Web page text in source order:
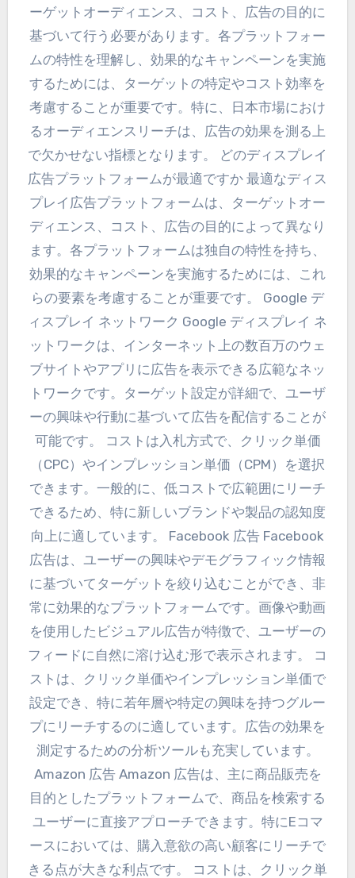
ーゲットオーディエンス、コスト、広告の目的に
基づいて行う必要があります。各プラットフォー
ムの特性を理解し、効果的なキャンペーンを実施
するためには、ターゲットの特定やコスト効率を
考慮することが重要です。特に、日本市場におけ
るオーディエンスリーチは、広告の効果を測る上
で欠かせない指標となります。 どのディスプレイ
広告プラットフォームが最適ですか 最適なディス
プレイ広告プラットフォームは、ターゲットオー
ディエンス、コスト、広告の目的によって異なり
ます。各プラットフォームは独自の特性を持ち、
効果的なキャンペーンを実施するためには、これ
らの要素を考慮することが重要です。 Google デ
ィスプレイ ネットワーク Google ディスプレイ ネ
ットワークは、インターネット上の数百万のウェ
ブサイトやアプリに広告を表示できる広範なネッ
トワークです。ターゲット設定が詳細で、ユーザ
ーの興味や行動に基づいて広告を配信することが
可能です。 コストは入札方式で、クリック単価
（CPC）やインプレッション単価（CPM）を選択
できます。一般的に、低コストで広範囲にリーチ
できるため、特に新しいブランドや製品の認知度
向上に適しています。 Facebook 広告 Facebook
広告は、ユーザーの興味やデモグラフィック情報
に基づいてターゲットを絞り込むことができ、非
常に効果的なプラットフォームです。画像や動画
を使用したビジュアル広告が特徴で、ユーザーの
フィードに自然に溶け込む形で表示されます。 コ
ストは、クリック単価やインプレッション単価で
設定でき、特に若年層や特定の興味を持つグルー
プにリーチするのに適しています。広告の効果を
測定するための分析ツールも充実しています。
Amazon 広告 Amazon 広告は、主に商品販売を
目的としたプラットフォームで、商品を検索する
ユーザーに直接アプローチできます。特にEコマ
ースにおいては、購入意欲の高い顧客にリーチで
きる点が大きな利点です。 コストは、クリック単